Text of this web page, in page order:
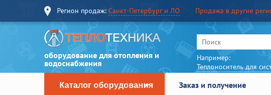
Регион продаж: Санкт-Петербург и ЛО Продажа в другие
оборудование для отопления и
водоснабжения
Например:
Теплоноситель для
Каталог оборудования Заказ и получение